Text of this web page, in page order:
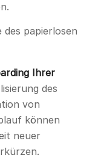
des papierlosen
Ihrer
des
von
können
neuer